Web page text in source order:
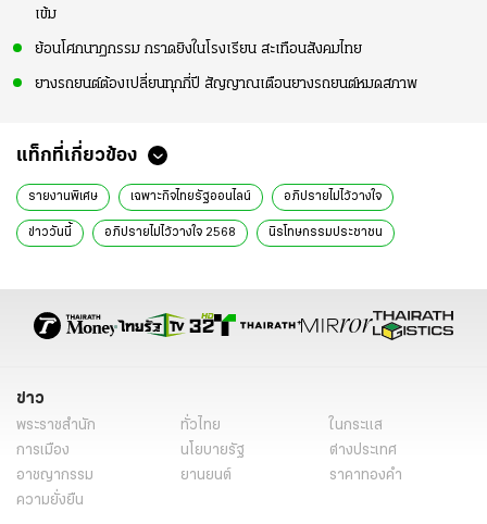
เข้ม
ย้อนโศกนาฏกรรม กราดยิงในโรงเรียน สะเทือนสังคมไทย
ยางรถยนต์ต้องเปลี่ยนทุกกี่ปี สัญญาณเตือนยางรถยนต์หมดสภาพ
แท็กที่เกี่ยวข้อง
รายงานพิเศษ เฉพาะกิจไทยรัฐออนไลน์ อภิปรายไม่ไว้วางใจ
ข่าววันนี้ อภิปรายไม่ไว้วางใจ 2568 นิรโทษกรรมประชาชน
ข่าว
พระราชสำนัก ทั่วไทย
ในกระแส
การเมือง
นโยบายรัฐ
ต่างประเทศ
อาชญากรรม
ยานยนต์
ราคาทองคำ
ความยั่งยืน